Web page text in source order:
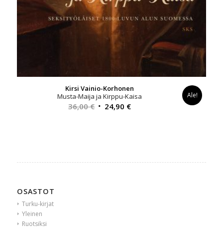
Kirsi Vainio-Korhonen
Musta-Maija ja Kirppu-Kaisa
36,00€ Alkuperäinen
24,90 €Nykyinen
Ale!
OSASTOT
Turku-kirjat
Yleinen
Ruotsiksi